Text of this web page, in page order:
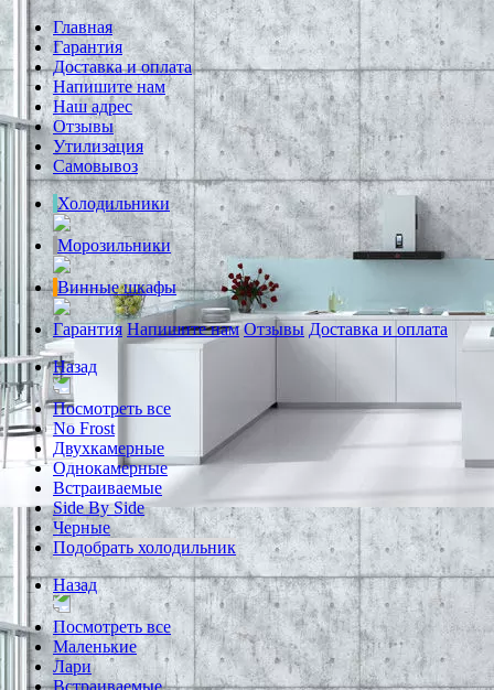
Главная
Гарантия
Доставка и оплата
Напишите нам
Наш адрес
Отзывы
Утилизация
Самовывоз
Холодильники
Морозильники
Винные шкафы
Гарантия Напишите нам Отзывы Доставка и оплата
Назад
Посмотреть все
No Frost
Двухкамерные
Однокамерные
Встраиваемые
Side By Side
Черные
Подобрать холодильник
Назад
Посмотреть все
Маленькие
Лари
Встраиваемые